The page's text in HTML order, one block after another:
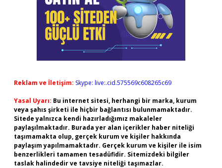
Reklam ve İletişim: Skype: live:.cid.575569c608265c69
Yasal Uyarı: Bu internet sitesi, herhangi bir marka, kurum
veya şahıs şirketi ile hiçbir bağlantısı bulunmamaktadır.
Sitede yalnızca kendi hazırladığımız makaleler
paylaşılmaktadır. Burada yer alan içerikler haber niteliği
taşımamakta olup, gerçek kurum ve kişiler hakkında
paylaşım yapılmamaktadır. Gerçek kurum ve kişiler ile isim
benzerlikleri tamamen tesadüfidir. Sitemizdeki bilgiler
taslak halindedir ve tavsiye niteliği taşımazlar.